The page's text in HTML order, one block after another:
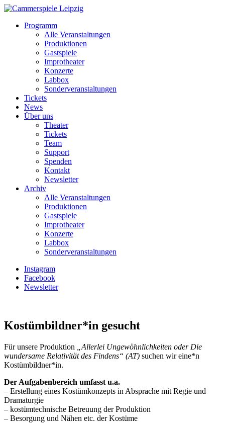
Programm
Alle Veranstaltungen
Produktionen
Gastspiele
Improtheater
Konzerte
Labbox
Sonderveranstaltungen
Tickets
News
Über uns
Theater
Tickets
Team
Support
Spenden
Kontakt
Newsletter
Archiv
Alle Veranstaltungen
Produktionen
Gastspiele
Improtheater
Konzerte
Labbox
Sonderveranstaltungen
Instagram
Facebook
Newsletter
Kostümbildner*in gesucht
Für unsere Produktion
„Allerlei Ungewöhnlichkeiten oder Die
wundersame Relativität des Findens“ (AT) suchen wir eine*n
Kostümbildner*in.
Der Aufgabenbereich umfasst u.a.
– Erstellung eines Kostümkonzepts in Absprache mit Regie und
Dramaturgie
– kostümtechnische Betreuung der Produktion
– Besorgung und Nähen etc. der Kostüme